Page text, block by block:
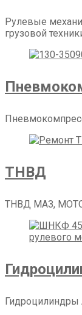
Рулевые
грузовой
ТНВД
ТНВД МАЗ,
Гидроцилиндры